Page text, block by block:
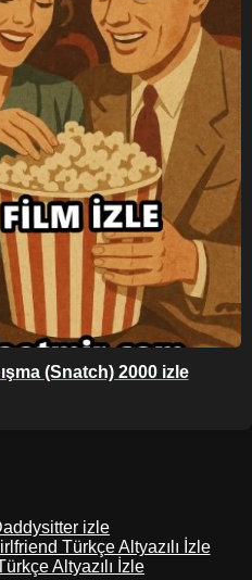
(Snatch) 2000 izle
izle
Türkçe Altyazılı İzle
Altyazılı İzle